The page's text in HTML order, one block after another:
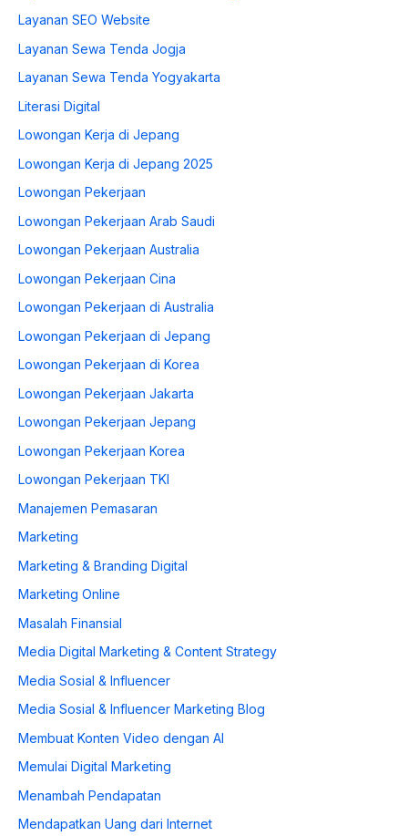
Layanan SEO Website
Layanan Sewa Tenda Jogja
Layanan Sewa Tenda Yogyakarta
Literasi Digital
Lowongan Kerja di Jepang
Lowongan Kerja di Jepang 2025
Lowongan Pekerjaan
Lowongan Pekerjaan Arab Saudi
Lowongan Pekerjaan Australia
Lowongan Pekerjaan Cina
Lowongan Pekerjaan di Australia
Lowongan Pekerjaan di Jepang
Lowongan Pekerjaan di Korea
Lowongan Pekerjaan Jakarta
Lowongan Pekerjaan Jepang
Lowongan Pekerjaan Korea
Lowongan Pekerjaan TKI
Manajemen Pemasaran
Marketing
Marketing & Branding Digital
Marketing Online
Masalah Finansial
Media Digital Marketing & Content Strategy
Media Sosial & Influencer
Media Sosial & Influencer Marketing Blog
Membuat Konten Video dengan AI
Memulai Digital Marketing
Menambah Pendapatan
Mendapatkan Uang dari Internet